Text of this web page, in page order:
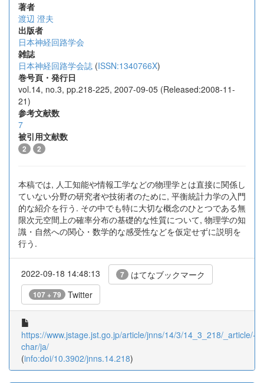
著者
渡辺 澄夫
出版者
日本神経回路学会
雑誌
日本神経回路学会誌 (ISSN:1340766X)
巻号頁・発行日
vol.14, no.3, pp.218-225, 2007-09-05 (Released:2008-11-
21)
参考文献数
7
被引用文献数
2 2
本稿では, 人工知能や情報工学などの物理学とは直接に関係し
ていない分野の研究者や技術者のために, 平衡統計力学の入門
的な紹介を行う. その中でも特に大切な概念のひとつである無
限次元空間上の確率分布の基礎的な性質について, 物理学の知
識・自然への関心・数学的な感受性などを仮定せずに説明を
行う.
2022-09-18 14:48:13 7 はてなブックマーク
107 + 79 Twitter
https://www.jstage.jst.go.jp/article/jnns/14/3/14_3_218/_article/-
char/ja/
(info:doi/10.3902/jnns.14.218)